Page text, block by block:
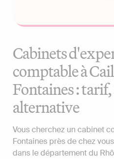
Cabinets
comptable à
Fontaines : tarif,
alternative
Vous cherchez un cabinet
Fontaines près de chez
dans le département du